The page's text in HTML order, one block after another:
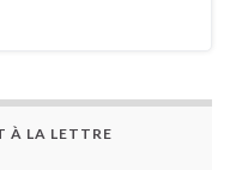
À LA LETTRE